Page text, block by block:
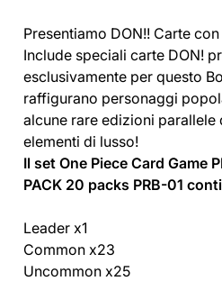
Presentiamo DON!! Carte
Include speciali carte DON!
esclusivamente per questo
raffigurano personaggi
alcune rare edizioni parallele
elementi di lusso!
Il set One Piece Card Game
PACK 20 packs PRB-01
Leader x1
Common x23
Uncommon x25